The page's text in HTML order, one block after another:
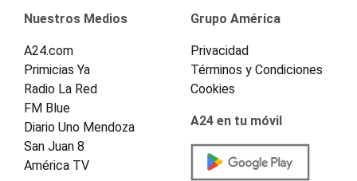
Nuestros Medios
A24.com
Primicias Ya
Radio La Red
FM Blue
Diario Uno Mendoza
San Juan 8
América TV
Grupo América
Privacidad
Términos y Condiciones
Cookies
A24 en tu móvil